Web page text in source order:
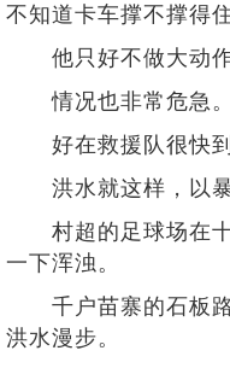
不知道卡车撑不撑得住
他只好不做大动作
情况也非常危
好在救援队很快到
洪水就这样，以暴
村超的足球场在十
一下浑浊。
千户苗寨的石板路
洪水漫步。